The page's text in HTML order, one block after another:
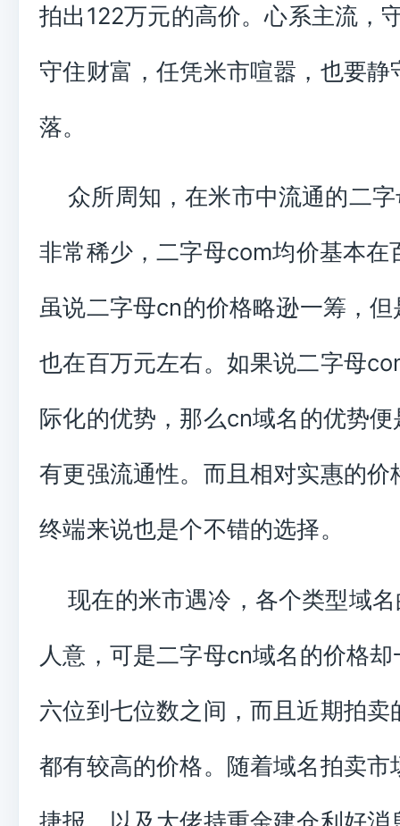
拍出122万元的高价。心系主流，
守住财富，任凭米市喧嚣，也要静
落。
众所周知，在米市中流通的二
非常稀少，二字母com均价基本在
虽说二字母cn的价格略逊一筹，
也在百万元左右。如果说二字母
际化的优势，那么cn域名的优势
有更强流通性。而且相对实惠的价
终端来说也是个不错的选择。
现在的米市遇冷，各个类型域
人意，可是二字母cn域名的价格
六位到七位数之间，而且近期拍卖
都有较高的价格。随着域名拍卖市